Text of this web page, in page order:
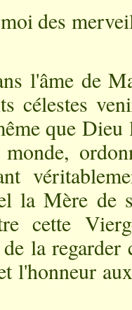
des
l'âme de
célestes
que
la Mère de
cette
la
l'honneur